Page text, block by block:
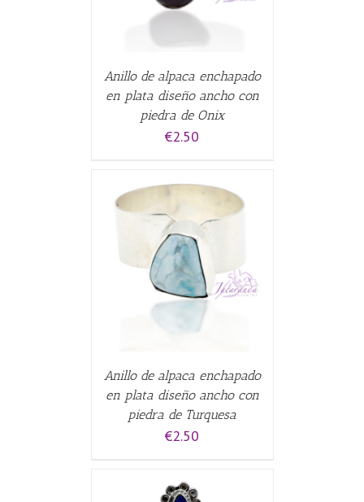
Anillo de alpaca enchapado
en plata diseño ancho con
piedra de Onix
€2.50
Anillo de alpaca enchapado
en plata diseño ancho con
piedra de Turquesa
€2.50